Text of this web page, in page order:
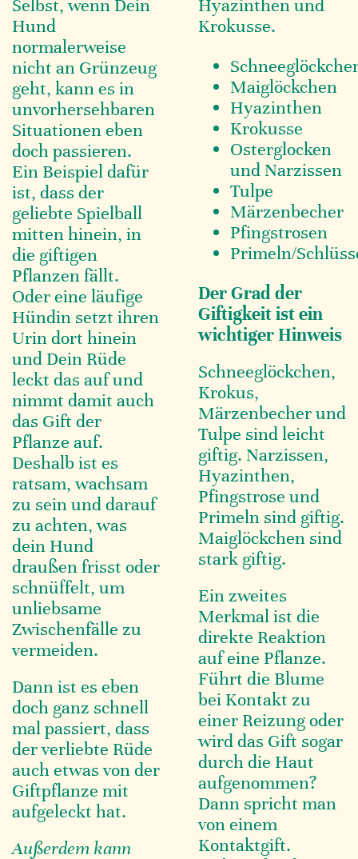
Selbst, wenn Dein
Hund
normalerweise
nicht an Grünzeug
geht, kann es in
unvorhersehbaren
Situationen eben
doch passieren.
Ein Beispiel dafür
ist, dass der
geliebte Spielball
mitten hinein, in
die giftigen
Pflanzen fällt.
Oder eine läufige
Hündin setzt ihren
Urin dort hinein
und Dein Rüde
leckt das auf und
nimmt damit auch
das Gift der
Pflanze auf.
Deshalb ist es
ratsam, wachsam
zu sein und darauf
zu achten, was
dein Hund
draußen frisst oder
schnüffelt, um
unliebsame
Zwischenfälle zu
vermeiden.
Dann ist es eben
doch ganz schnell
mal passiert, dass
der verliebte Rüde
auch etwas von der
Giftpflanze mit
aufgeleckt hat.
Außerdem kann
Hyazinthen und
Krokusse.
Maiglöckchen
Hyazinthen
Krokusse
Osterglocken
und Narzissen
Tulpe
Märzenbecher
Pfingstrosen
Primeln/
Der Grad der
Giftigkeit ist ein
wichtiger Hinweis
Schneeglöckchen,
Krokus,
Märzenbecher und
Tulpe sind leicht
giftig. Narzissen,
Hyazinthen,
Pfingstrose und
Primeln sind giftig.
Maiglöckchen sind
stark giftig.
Ein zweites
Merkmal ist die
direkte Reaktion
auf eine Pflanze.
Führt die Blume
bei Kontakt zu
einer Reizung oder
wird das Gift sogar
durch die Haut
aufgenommen?
Dann spricht man
von einem
Kontaktgift.